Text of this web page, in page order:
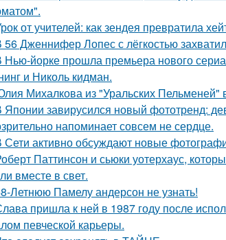
от учителей: как зендея превратила
56 Дженнифер Лопес с лёгкостью
Нью-йорке прошла премьера нового
и Николь кидман.
Михалкова из "Уральских Пельменей"
Японии завирусился новый фототренд:
напоминает совсем не сердце.
Сети активно обсуждают новые
Паттинсон и сьюки уотерхаус,
вместе в свет.
Летнюю Памелу андерсон не узнать!
пришла к ней в 1987 году после
певческой карьеры.